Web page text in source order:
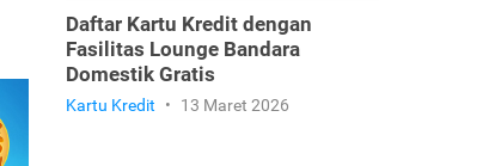
Daftar Kartu Kredit dengan
Fasilitas Lounge Bandara
Domestik Gratis
Kartu Kredit • 13 Maret 2026